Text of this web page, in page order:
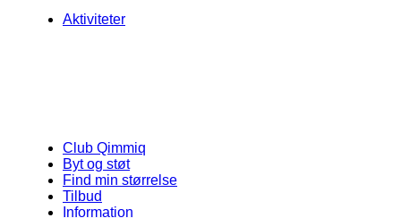
Aktiviteter
Club Qimmiq
Byt og støt
Find min størrelse
Tilbud
Information